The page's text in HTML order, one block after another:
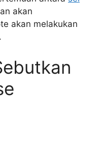
akan
akan melakukan